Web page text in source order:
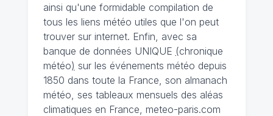
ainsi qu'une formidable compilation de
tous les liens météo utiles que l'on peut
trouver sur internet. Enfin, avec sa
banque de données UNIQUE (chronique
météo) sur les événements météo depuis
1850 dans toute la France, son almanach
météo, ses tableaux mensuels des aléas
climatiques en France, meteo-paris.com